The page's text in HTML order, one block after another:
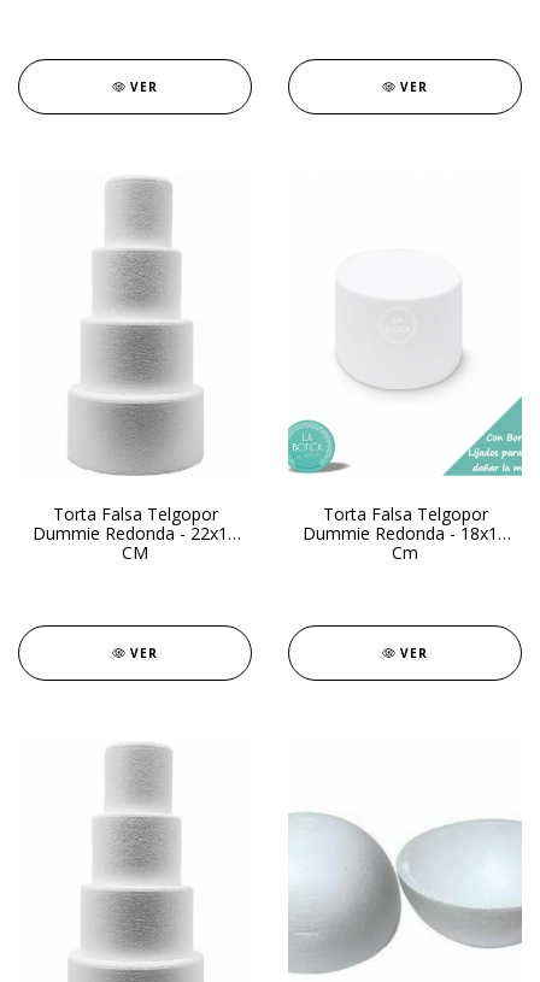
VER VER
Torta Falsa Telgopor
Dummie Redonda - 22x15
CM
VER
Torta Falsa Telgopor
Dummie Redonda - 18x13
Cm
VER